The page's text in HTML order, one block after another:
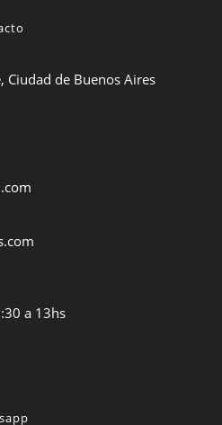
Ciudad de Buenos Aires
aplicación
a 13hs